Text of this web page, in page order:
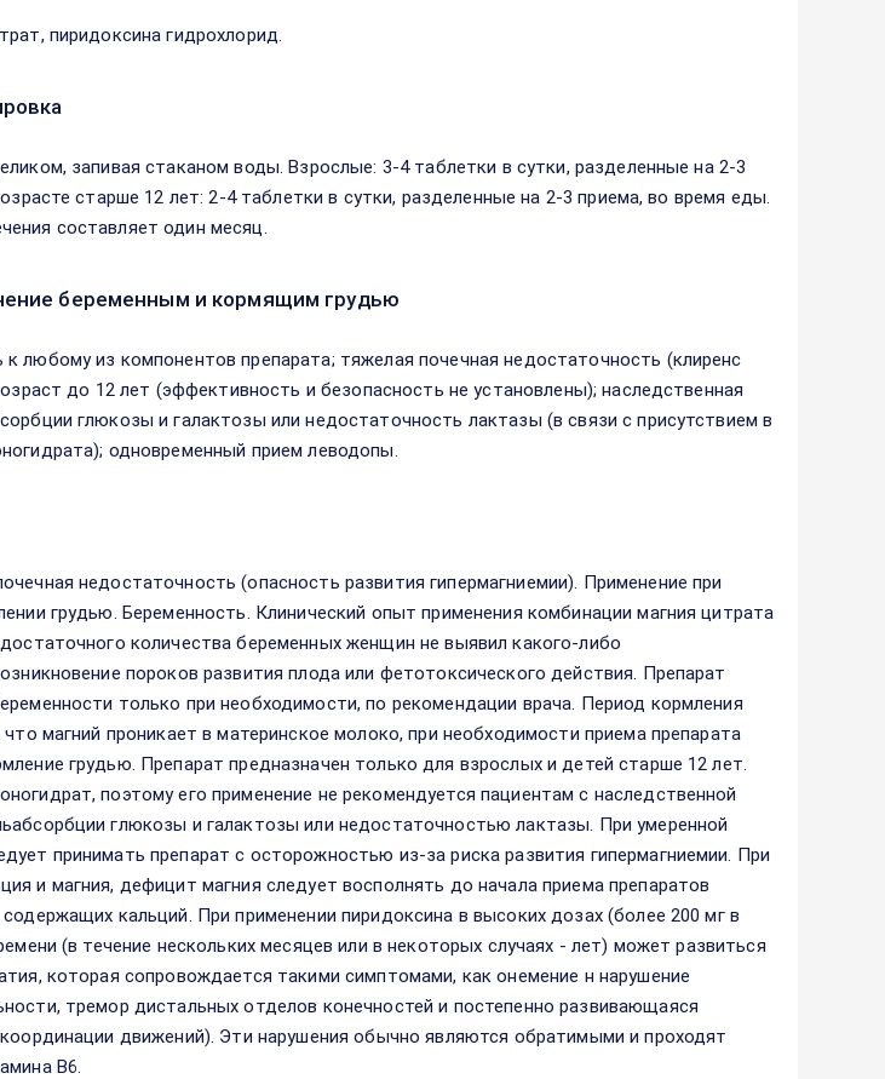
пиридоксина гидрохлорид.
запивая стаканом воды. Взрослые: 3-4 таблетки в сутки, разделенные на 2-3
старше 12 лет: 2-4 таблетки в сутки, разделенные на 2-3 приема, во время еды.
составляет один месяц.
беременным и кормящим грудью
любому из компонентов препарата; тяжелая почечная недостаточность (клиренс
до 12 лет (эффективность и безопасность не установлены); наследственная
глюкозы и галактозы или недостаточность лактазы (в связи с присутствием в
одновременный прием леводопы.
недостаточность (опасность развития гипермагниемии). Применение при
грудью. Беременность. Клинический опыт применения комбинации магния цитрата
количества беременных женщин не выявил какого-либо
пороков развития плода или фетотоксического действия. Препарат
только при необходимости, по рекомендации врача. Период кормления
магний проникает в материнское молоко, при необходимости приема препарата
грудью. Препарат предназначен только для взрослых и детей старше 12 лет.
поэтому его применение не рекомендуется пациентам с наследственной
глюкозы и галактозы или недостаточностью лактазы. При умеренной
принимать препарат с осторожностью из-за риска развития гипермагниемии. При
и магния, дефицит магния следует восполнять до начала приема препаратов
кальций. При применении пиридоксина в высоких дозах (более 200 мг в
(в течение нескольких месяцев или в некоторых случаях - лет) может развиться
которая сопровождается такими симптомами, как онемение н нарушение
тремор дистальных отделов конечностей и постепенно развивающаяся
движений). Эти нарушения обычно являются обратимыми и проходят
В6.